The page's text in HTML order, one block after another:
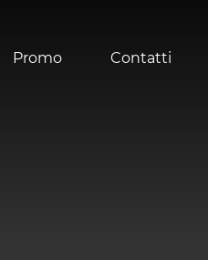
Promo Contatti